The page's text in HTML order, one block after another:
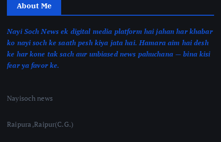
About Me
Nayi Soch News ek digital media platform hai jahan har khabar
ko nayi soch ke saath pesh kiya jata hai. Hamara aim hai desh
ke har kone tak sach aur unbiased news pahuchana — bina kisi
fear ya favor ke.
Nayisoch news
Raipura ,Raipur(C.G.)